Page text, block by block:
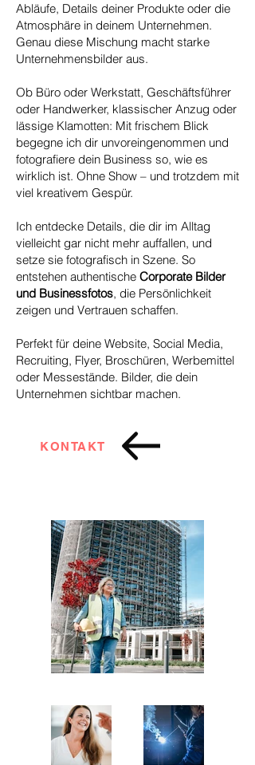
Abläufe, Details deiner Produkte oder die
Atmosphäre in deinem Unternehmen.
Genau diese Mischung macht starke
Unternehmensbilder aus.
Ob Büro oder Werkstatt, Geschäftsführer
oder Handwerker, klassischer Anzug oder
lässige Klamotten: Mit frischem Blick
begegne ich dir unvoreingenommen und
fotografiere dein Business so, wie es
wirklich ist. Ohne Show – und trotzdem mit
viel kreativem Gespür.
Ich entdecke Details, die dir im Alltag
vielleicht gar nicht mehr auffallen, und
setze sie fotografisch in Szene. So
entstehen authentische Corporate Bilder
und Businessfotos, die Persönlichkeit
zeigen und Vertrauen schaffen.
Perfekt für deine Website, Social Media,
Recruiting, Flyer, Broschüren, Werbemittel
oder Messestände. Bilder, die dein
Unternehmen sichtbar machen.
KONTAKT